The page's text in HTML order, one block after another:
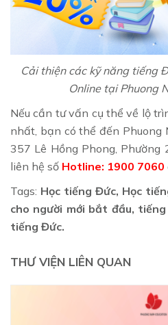
Cải thiện các kỹ năng tiếng
Online tại Phuong
Nếu cần tư vấn cụ thể về lộ
nhất, bạn có thể đến Phuong
357 Lê Hồng Phong, Phường
liên hệ số Hotline: 1900 7060
Tags: Học tiếng Đức, Học
cho người mới bắt đầu,
tiếng Đức.
THƯ VIỆN LIÊN QUAN